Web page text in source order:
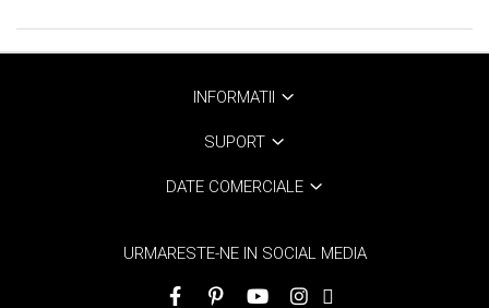
INFORMATII
SUPORT
DATE COMERCIALE
URMARESTE-NE IN SOCIAL MEDIA